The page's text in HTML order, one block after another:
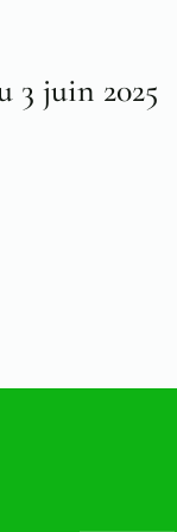
3 juin 2025